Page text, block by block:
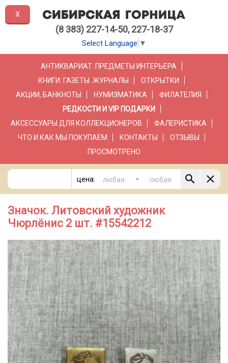
(8 383) 227-14-50, 227-18-37
Select Language ▼
АНТИКВАРИАТ. ПРЕДМЕТЫ ИНТЕРЬЕРА
КНИГИ. ГАЗЕТЫ. ЖУРНАЛЫ
ОТКРЫТКИ
АКЦИИ, БАНКНОТЫ
НУМИЗМАТИКА
ФИЛАТЕЛИЯ
РЕДКОСТИ И VIP ПОДАРКИ
АКСЕССУАРЫ ДЛЯ КОЛЛЕКЦИОНЕРОВ
ФАЛЕРИСТИКА
ЧТО И КАК МЫ ПОКУПАЕМ
КОНТАКТЫ
ОТЗЫВЫ
ПРОСМОТРЕНО
цена: -
Значок. Литовский художник
Чюрлёнис 2 шт. #15542212
X